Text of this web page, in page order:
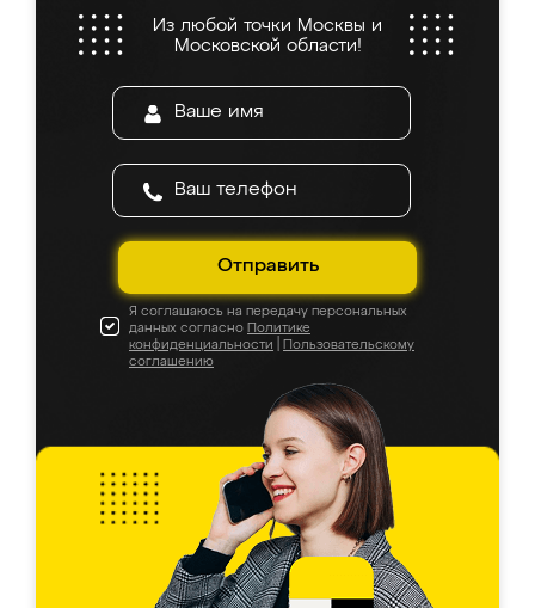
Из любой точки Москвы и
Московской области!
Отправить
Я соглашаюсь на передачу персональных
данных согласно Политике
конфиденциальности
Пользовательскому
соглашению